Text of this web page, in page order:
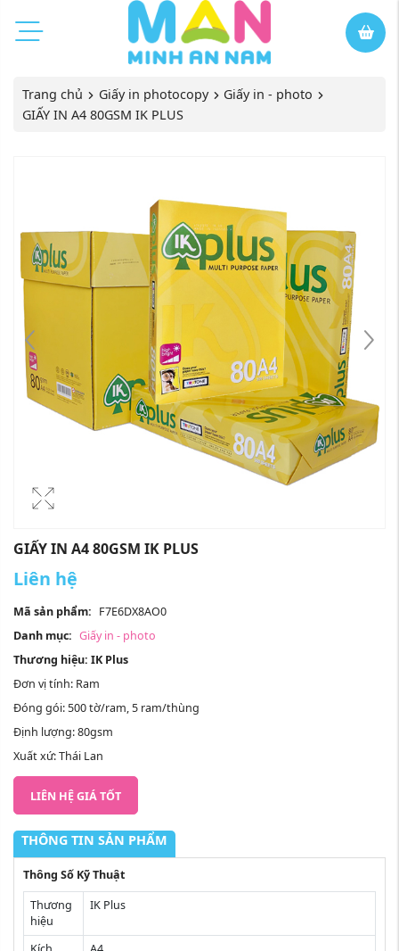
Trang chủ Giấy in photocopy
Giấy in - photo
GIẤY IN A4 80GSM IK PLUS
GIẤY IN A4 80GSM IK PLUS
Liên hệ
Mã sản phẩm: F7E6DX8AO0
Danh mục: Giấy in - photo
Thương hiệu: IK Plus
Đơn vị tính: Ram
Đóng gói: 500 tờ/ram, 5 ram/thùng
Định lượng: 80gsm
Xuất xứ: Thái Lan
LIÊN HỆ GIÁ TỐT
THÔNG TIN SẢN PHẨM
Thông Số Kỹ Thuật
Thương
hiệu
IK Plus